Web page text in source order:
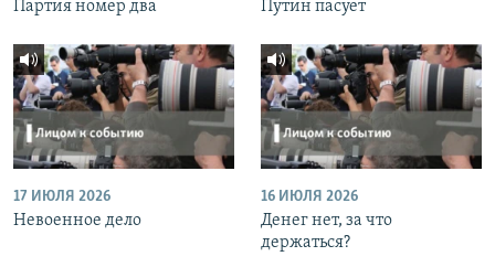
Партия номер два Путин пасует
17 ИЮЛЯ 2026
Невоенное дело
16 ИЮЛЯ 2026
Денег нет, за что
держаться?